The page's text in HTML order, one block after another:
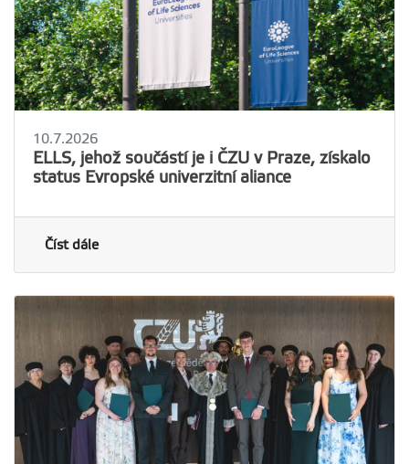
10.7.2026
ELLS, jehož součástí je i ČZU v Praze, získalo
status Evropské univerzitní aliance
Číst dále